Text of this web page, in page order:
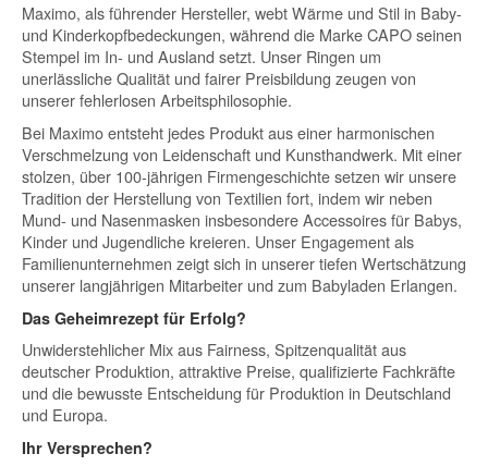
Maximo, als führender Hersteller, webt Wärme und Stil in Baby-
und Kinderkopfbedeckungen, während die Marke CAPO seinen
Stempel im In- und Ausland setzt. Unser Ringen um
unerlässliche Qualität und fairer Preisbildung zeugen von
unserer fehlerlosen Arbeitsphilosophie.
Bei Maximo entsteht jedes Produkt aus einer harmonischen
Verschmelzung von Leidenschaft und Kunsthandwerk. Mit einer
stolzen, über 100-jährigen Firmengeschichte setzen wir unsere
Tradition der Herstellung von Textilien fort, indem wir neben
Mund- und Nasenmasken insbesondere Accessoires für Babys,
Kinder und Jugendliche kreieren. Unser Engagement als
Familienunternehmen zeigt sich in unserer tiefen Wertschätzung
unserer langjährigen Mitarbeiter und zum Babyladen Erlangen.
Das Geheimrezept für Erfolg?
Unwiderstehlicher Mix aus Fairness, Spitzenqualität aus
deutscher Produktion, attraktive Preise, qualifizierte Fachkräfte
und die bewusste Entscheidung für Produktion in Deutschland
und Europa.
Ihr Versprechen?